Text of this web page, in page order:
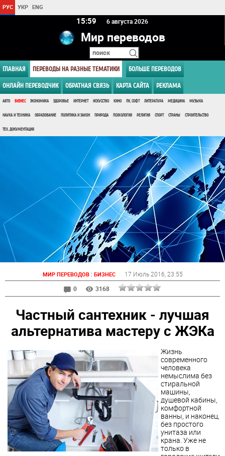
РУС УКР ENG
15 59 6 августа 2026
Мир переводов
ГЛАВНАЯ ПЕРЕВОДЫ НА РАЗНЫЕ ТЕМАТИКИ БОЛЬШЕ ПЕРЕВОДОВ
ОНЛАЙН ПЕРЕВОДЧИК ОБРАТНАЯ СВЯЗЬ КАРТА САЙТА РЕКЛАМА
АВТО БИЗНЕС ЭКОНОМИКА ЗДОРОВЬЕ ИНТЕРНЕТ ИСКУССТВО КИНО ПК, СОФТ ЛИТЕРАТУРА МЕДИЦИНА МУЗЫКА
НАУКА И ТЕХНИКА ОБРАЗОВАНИЕ ПОЛИТИКА И ЗАКОН ПРИРОДА ПСИХОЛОГИЯ РЕЛИГИЯ СПОРТ СТРАНЫ СТРОИТЕЛЬСТВО
ТЕХ. ДОКУМЕНТАЦИЯ
МИР ПЕРЕВОДОВ: БИЗНЕС 17 Июль 2016 , 23:55
0
3168
Частный сантехник - лучшая
альтернатива мастеру с ЖЭКа
Жизнь
современного
человека
немыслима без
стиральной
машины,
душевой кабины,
комфортной
ванны, и наконец,
без простого
унитаза или
крана. Уже не
только в